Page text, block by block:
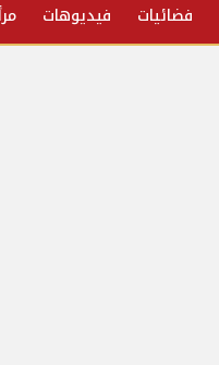
فضائيات فيديوهات